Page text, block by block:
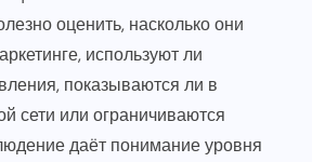
оценить, насколько они
используют ли
показываются ли в
сети или ограничиваются
даёт понимание уровня